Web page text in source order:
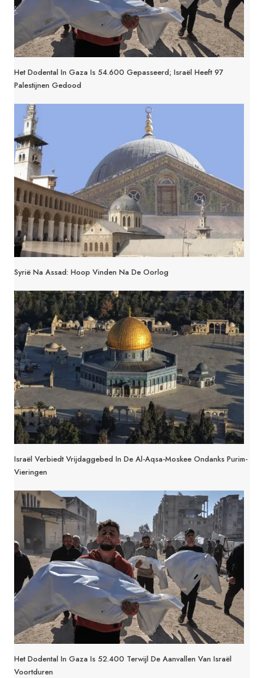
Het Dodental In Gaza Is 54.600 Gepasseerd; Israël Heeft 97
Palestijnen Gedood
Syrië Na Assad: Hoop Vinden Na De Oorlog
Israël Verbiedt Vrijdaggebed In De Al-Aqsa-Moskee Ondanks Purim-
Vieringen
Het Dodental In Gaza Is 52.400 Terwijl De Aanvallen Van Israël
Voortduren